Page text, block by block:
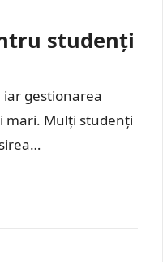
studenți
iar gestionarea
mari. Mulți studenți